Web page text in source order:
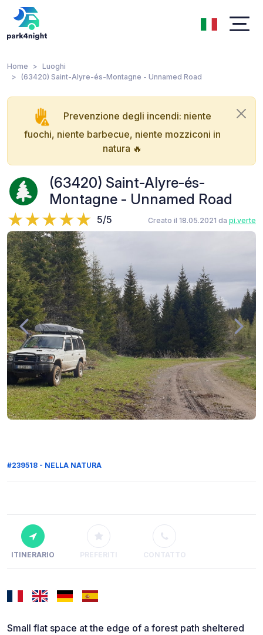
Home
Luoghi
(63420) Saint-Alyre-és-Montagne - Unnamed Road
Prevenzione degli incendi: niente
fuochi, niente barbecue, niente mozziconi in
natura 🔥
(63420) Saint-Alyre-és-
Montagne - Unnamed Road
5/5 Creato il 18.05.2021 da pi.verte
#239518 - NELLA NATURA
ITINERARIO PREFERITI CONTATTO
Small flat space at the edge of a forest path sheltered